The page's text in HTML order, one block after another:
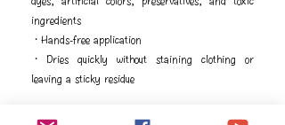
ingredients
・Hands-free application
・Dries quickly without staining clothing or
leaving a sticky residue
Safety